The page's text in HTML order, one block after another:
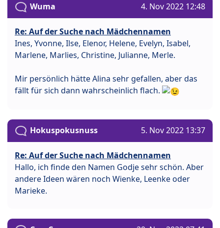
Wuma 4. Nov 2022 12:48
Re: Auf der Suche nach Mädchennamen
Ines, Yvonne, Ilse, Elenor, Helene, Evelyn, Isabel,
Marlene, Marlies, Christine, Julianne, Merle.
Mir persönlich hätte Alina sehr gefallen, aber das
fällt für sich dann wahrscheinlich flach.
Hokuspokusnuss 5. Nov 2022 13:37
Re: Auf der Suche nach Mädchennamen
Hallo, ich finde den Namen Godje sehr schön. Aber
andere Ideen wären noch Wienke, Leenke oder
Marieke.